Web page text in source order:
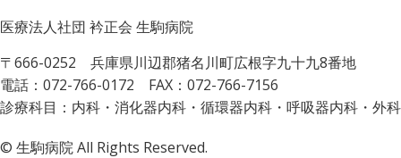
医療法人社団 衿正会 生駒病院
〒666-0252 兵庫県川辺郡猪名川町広根字九十九8番地
電話：072-766-0172 FAX：072-766-7156
診療科目：内科・消化器内科・循環器内科・呼吸器内科・外
© 生駒病院 All Rights Reserved.